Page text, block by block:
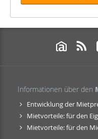
Informationen über den
Entwicklung der
Mietvorteile: für den
Mietvorteile: für den